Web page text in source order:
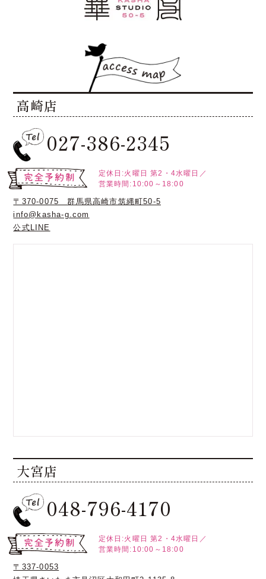
高崎店
027-386-2345
定休日:火曜日 第2・4水曜日／
営業時間:10:00～18:00
〒370-0075 群馬県高崎市筑縄町50-5
info@kasha-g.com
公式LINE
大宮店
048-796-4170
定休日:火曜日 第2・4水曜日／
営業時間:10:00～18:00
〒337-0053